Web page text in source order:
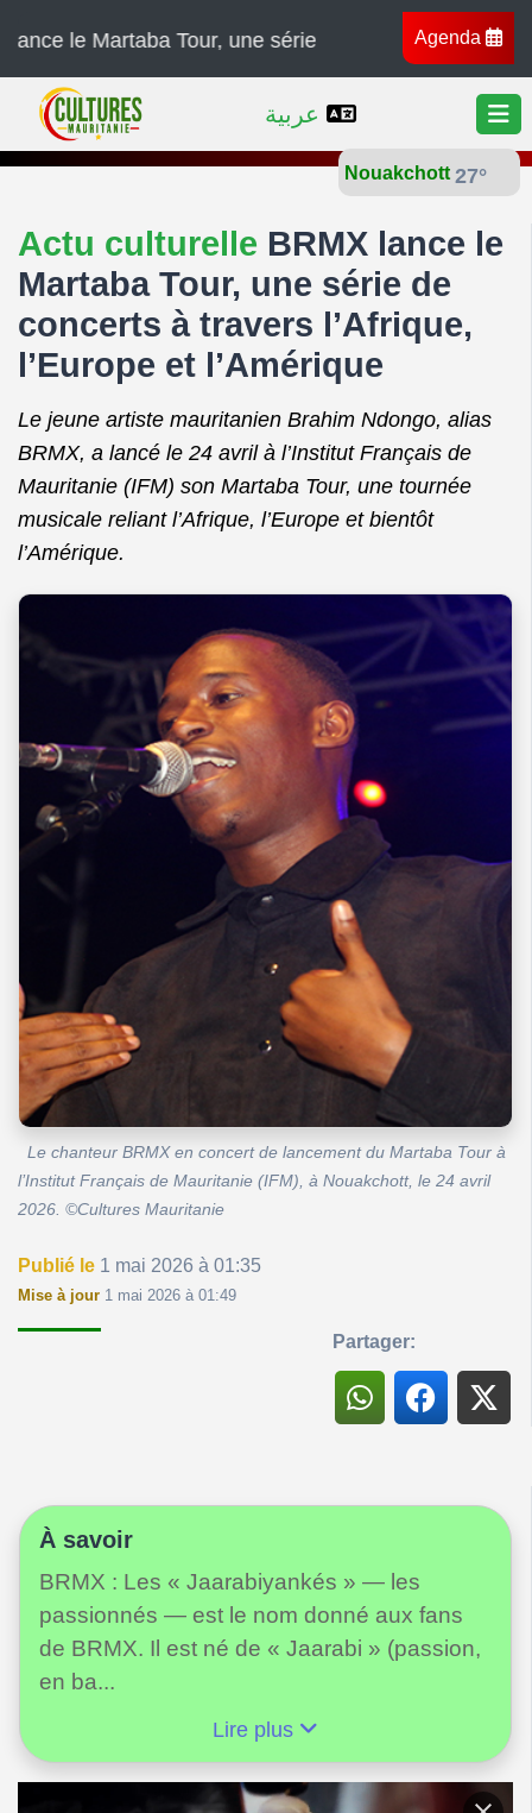
Agenda
Tour, une série de concerts à travers l’Afrique,
Nouakchott 27°
عربية
Actu culturelle BRMX lance le
Martaba Tour, une série de
concerts à travers l’Afrique,
l’Europe et l’Amérique
Le jeune artiste mauritanien Brahim Ndongo, alias
BRMX, a lancé le 24 avril à l’Institut Français de
Mauritanie (IFM) son Martaba Tour, une tournée
musicale reliant l’Afrique, l’Europe et bientôt
l’Amérique.
Le chanteur BRMX en concert de lancement du Martaba Tour à
l’Institut Français de Mauritanie (IFM), à Nouakchott, le 24 avril
2026. ©Cultures Mauritanie
Publié le 1 mai 2026 à 01:35
Mise à jour 1 mai 2026 à 01:49
Partager:
À savoir
BRMX : Les « Jaarabiyankés » — les
passionnés — est le nom donné aux fans
de BRMX. Il est né de « Jaarabi » (passion,
en ba...
Lire plus